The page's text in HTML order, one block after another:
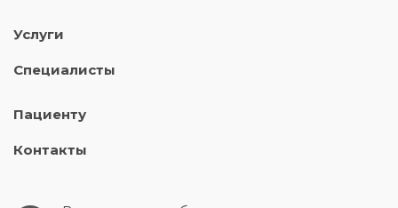
Услуги
Специалисты
Пациенту
Контакты